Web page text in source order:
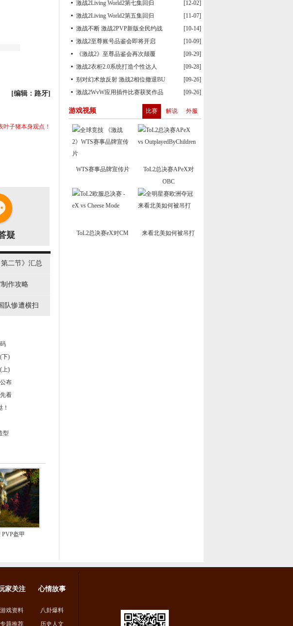
[编辑：路牙]
子猪本身观点！
疑
第二节》汇总
作攻略
队惨遭横扫
下)
上)
布
看
型
盔甲
[12-02]
激战2Living World2第七集回归
[11-07]
激战2Living World2第五集回归
[10-14]
激战不断 激战2PVP新版全民约战
[10-09]
激战2至尊账号品鉴会即将开启
[09-29]
《激战2》至尊品鉴会再次颠覆
[09-28]
激战2衣柜2.0系统打造个性达人
[09-26]
别对幻术放反射 激战2相位撤退BU
[09-26]
激战2WvW应用插件比赛获奖作品
比赛 解说 外服
游戏视频
WTS赛事品牌宣传片
ToL2总决赛APeX对
OBC
ToL2总决赛eX对CM 来看北美如何被吊打
家关注
游戏资料
专题推荐
心情故事
八卦爆料
历史人文